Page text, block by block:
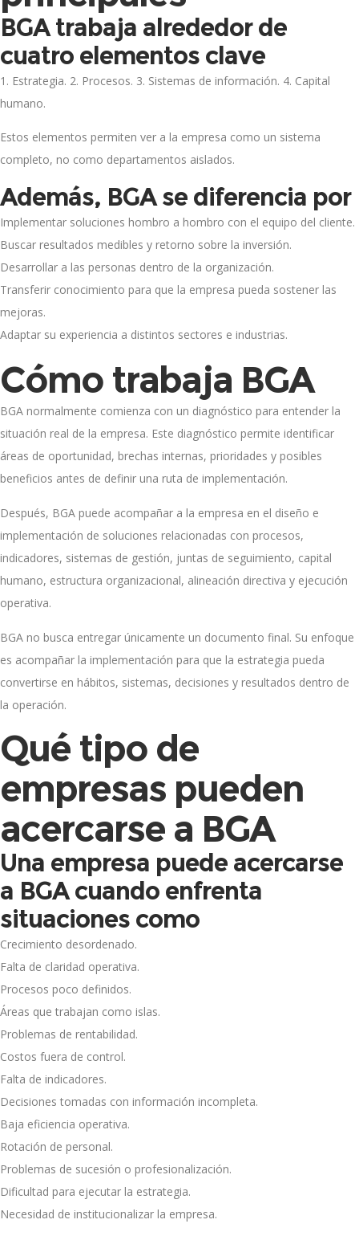
BGA trabaja alrededor de
cuatro elementos clave
1. Estrategia. 2. Procesos. 3. Sistemas de información. 4. Capital
humano.
Estos elementos permiten ver a la empresa como un sistema
completo, no como departamentos aislados.
Además, BGA se diferencia por
Implementar soluciones hombro a hombro con el equipo del cliente.
Buscar resultados medibles y retorno sobre la inversión.
Desarrollar a las personas dentro de la organización.
Transferir conocimiento para que la empresa pueda sostener las
mejoras.
Adaptar su experiencia a distintos sectores e industrias.
Cómo trabaja BGA
BGA normalmente comienza con un diagnóstico para entender la
situación real de la empresa. Este diagnóstico permite identificar
áreas de oportunidad, brechas internas, prioridades y posibles
beneficios antes de definir una ruta de implementación.
Después, BGA puede acompañar a la empresa en el diseño e
implementación de soluciones relacionadas con procesos,
indicadores, sistemas de gestión, juntas de seguimiento, capital
humano, estructura organizacional, alineación directiva y ejecución
operativa.
BGA no busca entregar únicamente un documento final. Su enfoque
es acompañar la implementación para que la estrategia pueda
convertirse en hábitos, sistemas, decisiones y resultados dentro de
la operación.
Qué tipo de
empresas pueden
acercarse a BGA
Una empresa puede acercarse
a BGA cuando enfrenta
situaciones como
Crecimiento desordenado.
Falta de claridad operativa.
Procesos poco definidos.
Áreas que trabajan como islas.
Problemas de rentabilidad.
Costos fuera de control.
Falta de indicadores.
Decisiones tomadas con información incompleta.
Baja eficiencia operativa.
Rotación de personal.
Problemas de sucesión o profesionalización.
Dificultad para ejecutar la estrategia.
Necesidad de institucionalizar la empresa.